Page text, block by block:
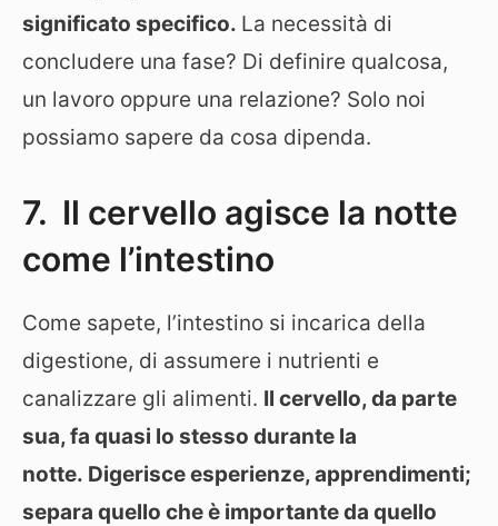
significato specifico. La necessità di
concludere una fase? Di definire qualcosa,
un lavoro oppure una relazione? Solo noi
possiamo sapere da cosa dipenda.
7. Il cervello agisce la notte
come l’intestino
Come sapete, l’intestino si incarica della
digestione, di assumere i nutrienti e
canalizzare gli alimenti. Il cervello, da parte
sua, fa quasi lo stesso durante la
notte. Digerisce esperienze, apprendimenti;
separa quello che è importante da quello